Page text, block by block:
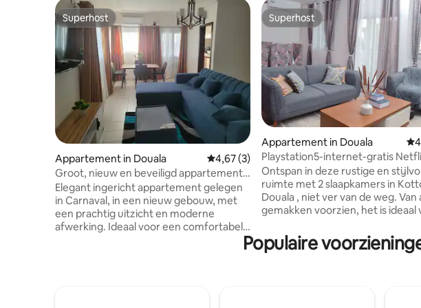
Superhost
Superhost
Appartement in Douala Gemiddelde beoordeling van 4,67 op 5, 3
4,67 (3)
Groot, nieuw en beveiligd appartement
dicht bij de luchthaven
Elegant ingericht appartement gelegen
in Carnaval, in een nieuw gebouw, met
een prachtig uitzicht en moderne
afwerking. Ideaal voor een comfortabel
Superhost
Superhost
Appartement in Douala
Playstation5-internet-gratis
wasmachine
Ontspan in deze rustige en
ruimte met 2 slaapkamers in
Douala , niet ver van de weg. Van
gemakken voorzien, het is ideaal
2 balkons , onbeperkt snel
Canal Sat ,smart tv met YouTube ,
Populaire